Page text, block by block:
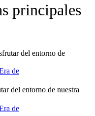
principales
del entorno de
de
del entorno de nuestra
de